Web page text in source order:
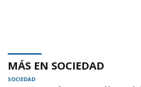
MÁS EN SOCIEDAD
SOCIEDAD